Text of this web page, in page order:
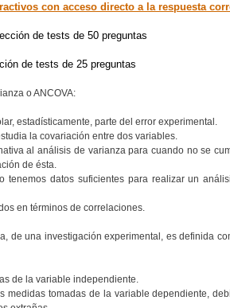
con acceso directo a la respuesta
de tests de 50 preguntas
de tests de 25 preguntas
o ANCOVA:
estadísticamente, parte del error experimental.
la covariación entre dos variables.
al análisis de varianza para cuando no se
de ésta.
tenemos datos suficientes para realizar un
en términos de correlaciones.
de una investigación experimental, es definida
de la variable independiente.
medidas tomadas de la variable dependiente,